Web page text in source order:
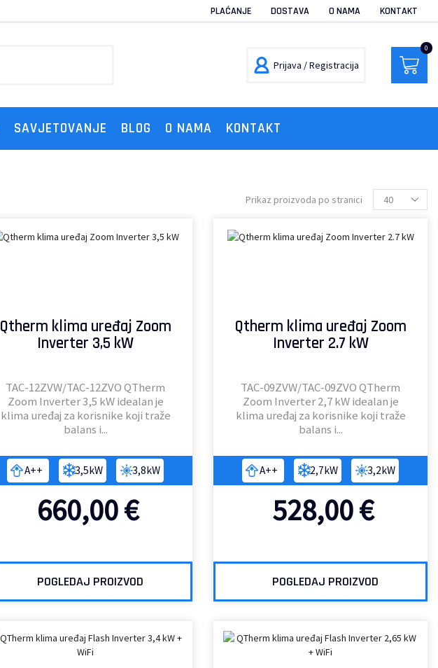
PLAĆANJE DOSTAVA O NAMA KONTAKT
Prijava / Registracija
0
SAVJETOVANJE BLOG O NAMA KONTAKT
Prikaz proizvoda po stranici
Qtherm klima uređaj Zoom
Inverter 3,5 kW
A++ 3,5kW 3,8kW
TAC-12ZVW/TAC-12ZVO QTherm
Zoom Inverter 3,5 kW idealan je
klima uređaj za korisnike koji traže
balans i...
POGLEDAJ PROIZVOD
660,00€
Qtherm klima uređaj Zoom
Inverter 2.7 kW
A++ 2,7kW 3,2kW
TAC-09ZVW/TAC-09ZVO QTherm
Zoom Inverter 2,7 kW idealan je
klima uređaj za korisnike koji traže
balans i...
POGLEDAJ PROIZVOD
528,00€